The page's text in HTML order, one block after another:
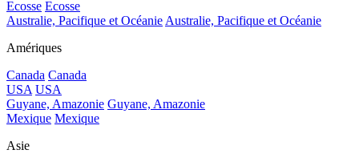
Ecosse Ecosse
Australie, Pacifique et Océanie Australie, Pacifique et Océanie
Amériques
Canada Canada
USA USA
Guyane, Amazonie Guyane, Amazonie
Mexique Mexique
Asie